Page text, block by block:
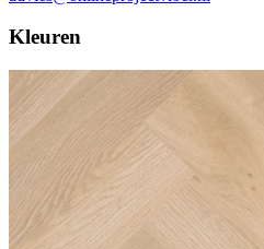
Kleuren